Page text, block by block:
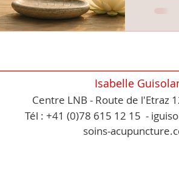
Isabelle
Centre LNB - Route de l'Etraz
Tél : +41 (0)78 615 12 15 -
soins-